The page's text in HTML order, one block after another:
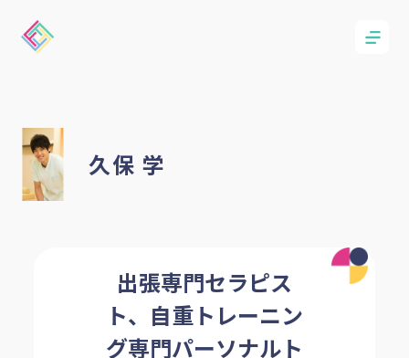
久保 学
出張専門セラピス
ト、自重トレーニン
グ専門パーソナルト